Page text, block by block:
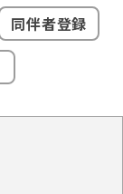
同伴者登録